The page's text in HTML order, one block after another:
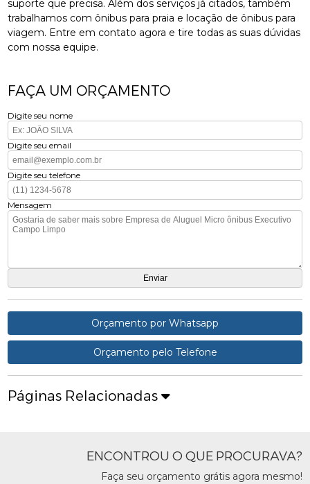
suporte que precisa. Além dos serviços já citados, também
trabalhamos com ônibus para praia e locação de ônibus para
viagem. Entre em contato agora e tire todas as suas dúvidas
com nossa equipe.
FAÇA UM ORÇAMENTO
Digite seu nome
Digite seu email
Digite seu telefone
Mensagem
Orçamento por Whatsapp
Orçamento pelo Telefone
Páginas Relacionadas
ENCONTROU O QUE PROCURAVA?
Faça seu orçamento grátis agora mesmo!